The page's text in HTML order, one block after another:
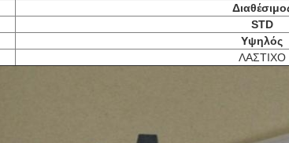
STD
Υψηλός
ΛΑΣΤΙΧΟ